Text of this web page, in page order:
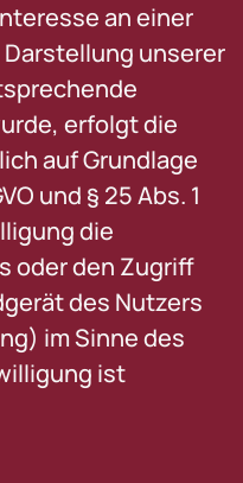
an einer
unserer
erfolgt die
auf Grundlage
und § 25 Abs. 1
die
oder den Zugriff
des Nutzers
im Sinne des
ist